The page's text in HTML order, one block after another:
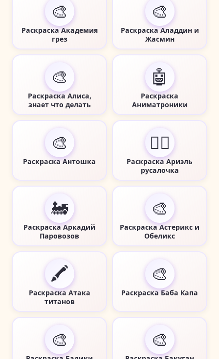
🎨
Раскраска Академия
грез
🎨
Раскраска Аладдин и
Жасмин
🎨
Раскраска Алиса,
знает что делать
🤖
Раскраска
Аниматроники
🎨
Раскраска Антошка
🧜‍♀️
Раскраска Ариэль
русалочка
🚂
Раскраска Аркадий
Паровозов
🎨
Раскраска Астерикс и
Обеликс
🖍️
Раскраска Атака
титанов
🎨
Раскраска Баба Капа
🎨 🎨